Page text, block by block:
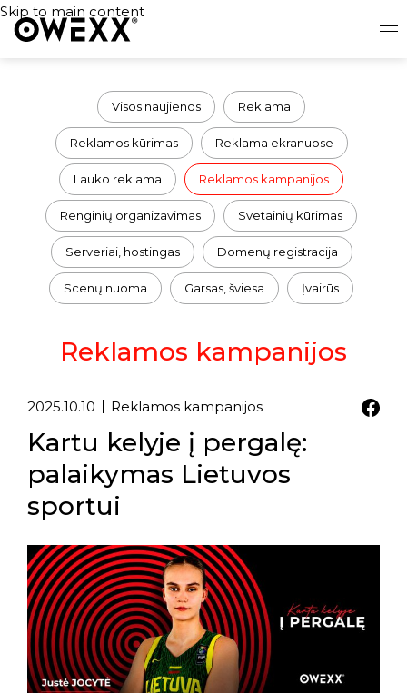
Skip to main content
Visos naujienos Reklama
Reklamos kūrimas Reklama ekranuose
Lauko reklama Reklamos kampanijos
Renginių organizavimas Svetainių kūrimas
Serveriai, hostingas Domenų registracija
Scenų nuoma Garsas, šviesa Įvairūs
Reklamos kampanijos
2025.10.10 Reklamos kampanijos
Kartu kelyje į pergalę:
palaikymas Lietuvos
sportui